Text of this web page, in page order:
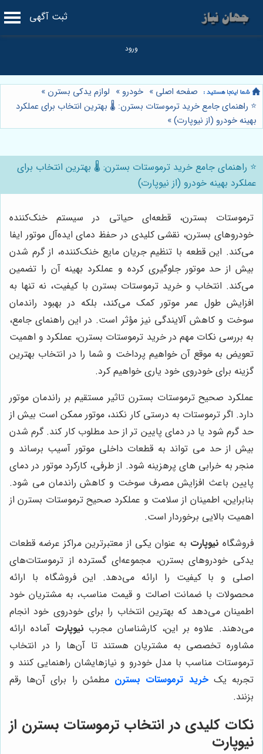
ثبت آگهی
صفحه اصلی » خودرو » لوازم یدکی بسترن »
⭐️ راهنمای جامع خرید ترموستات بسترن: 🌡️ بهترین انتخاب برای عملکرد
بهینه خودرو (از نیوپارت)»
⭐️ راهنمای جامع خرید ترموستات بسترن: 🌡️ بهترین انتخاب برای
عملکرد بهینه خودرو (از نیوپارت)
ترموستات بسترن، قطعه‌ای حیاتی در سیستم خنک‌کننده
خودروهای بسترن، نقشی کلیدی در حفظ دمای ایده‌آل موتور ایفا
می‌کند. این قطعه با تنظیم جریان مایع خنک‌کننده، از گرم شدن
بیش از حد موتور جلوگیری کرده و عملکرد بهینه آن را تضمین
می‌کند. انتخاب و خرید ترموستات بسترن با کیفیت، نه تنها به
افزایش طول عمر موتور کمک می‌کند، بلکه در بهبود راندمان
سوخت و کاهش آلایندگی نیز مؤثر است. در این راهنمای جامع،
به بررسی نکات مهم در خرید ترموستات بسترن، عملکرد و اهمیت
تعویض به موقع آن خواهیم پرداخت و شما را در انتخاب بهترین
گزینه برای خودروی خود یاری خواهیم کرد.
عملکرد صحیح ترموستات بسترن تاثیر مستقیم بر راندمان موتور
دارد. اگر ترموستات به درستی کار نکند، موتور ممکن است بیش از
حد گرم شود یا در دمای پایین تر از حد مطلوب کار کند. گرم شدن
بیش از حد می تواند به قطعات داخلی موتور آسیب برساند و
منجر به خرابی های پرهزینه شود. از طرفی، کارکرد موتور در دمای
پایین باعث افزایش مصرف سوخت و کاهش راندمان می شود.
بنابراین، اطمینان از سلامت و عملکرد صحیح ترموستات بسترن از
اهمیت بالایی برخوردار است.
فروشگاه نیوپارت به عنوان یکی از معتبرترین مراکز عرضه قطعات
یدکی خودروهای بسترن، مجموعه‌ای گسترده از ترموستات‌های
اصلی و با کیفیت را ارائه می‌دهد. این فروشگاه با ارائه
محصولات با ضمانت اصالت و قیمت مناسب، به مشتریان خود
اطمینان می‌دهد که بهترین انتخاب را برای خودروی خود انجام
می‌دهند. علاوه بر این، کارشناسان مجرب نیوپارت آماده ارائه
مشاوره تخصصی به مشتریان هستند تا آن‌ها را در انتخاب
ترموستات مناسب با مدل خودرو و نیازهایشان راهنمایی کنند و
تجربه یکخرید ترموستات بسترن مطمئن را برای آن‌ها رقم
بزنند.
نکات کلیدی در انتخاب ترموستات بسترن از
نیوپارت